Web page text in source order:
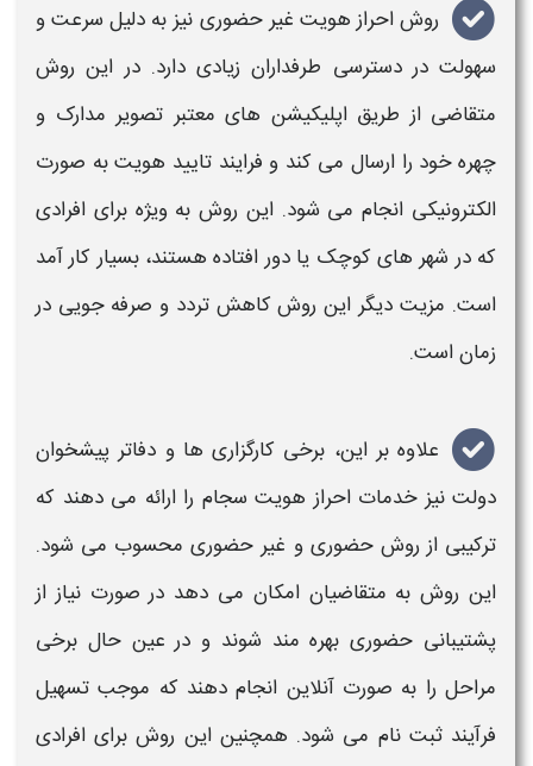
روشاحراز هویت غیر حضوری نیز به دلیل سرعت و
سهولت در دسترسی طرفداران زیادی دارد. در این روش
متقاضی از طریق اپلیکیشن های معتبر تصویر مدارک و
چهره خود را ارسال می کند و فرایند تایید هویتبه صورت
الکترونیکی انجام می شود. این روش به ویژه برای افرادی
که در شهر های کوچک یا دور افتاده هستند، بسیار کار آمد
است. مزیت دیگر این روش کاهش تردد و صرفه جویی در
زمان است.
علاوه بر این، برخی کارگزاری ها و دفاتر پیشخوان
دولت نیز خدماتاحراز هویت سجام را ارائه می دهند که
ترکیبی از روشحضوریو غیر حضوری محسوب می شود.
این روش به متقاضیان امکان می دهد در صورت نیاز از
پشتیبانی حضوری بهره مند شوند و در عین حال برخی
مراحل را به صورت آنلاین انجام دهند که موجب تسهیل
فرآیند ثبت نام می شود. همچنین این روش برای افرادی